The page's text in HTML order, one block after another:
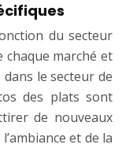
du secteur
chaque marché et
le secteur de
des plats sont
de nouveaux
et de la